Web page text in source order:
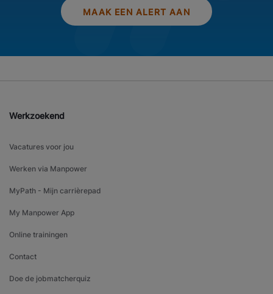
MAAK EEN ALERT AAN
Werkzoekend
Vacatures voor jou
Werken via Manpower
MyPath - Mijn carrièrepad
My Manpower App
Online trainingen
Contact
Doe de jobmatcherquiz